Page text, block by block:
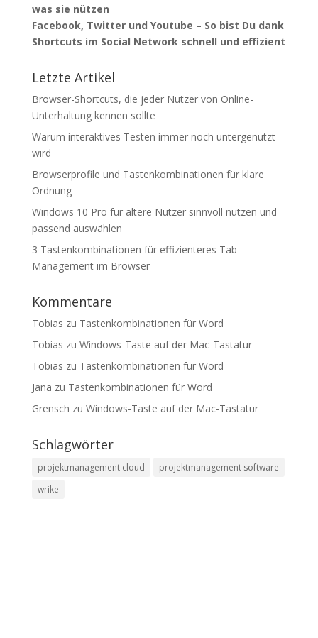
was sie nützen
Facebook, Twitter und Youtube – So bist Du dank
Shortcuts im Social Network schnell und effizient
Letzte Artikel
Browser-Shortcuts, die jeder Nutzer von Online-
Unterhaltung kennen sollte
Warum interaktives Testen immer noch untergenutzt
wird
Browserprofile und Tastenkombinationen für klare
Ordnung
Windows 10 Pro für ältere Nutzer sinnvoll nutzen und
passend auswählen
3 Tastenkombinationen für effizienteres Tab-
Management im Browser
Kommentare
Tobias zu Tastenkombinationen für Word
Tobias zu Windows-Taste auf der Mac-Tastatur
Tobias zu Tastenkombinationen für Word
Jana zu Tastenkombinationen für Word
Grensch zu Windows-Taste auf der Mac-Tastatur
Schlagwörter
projektmanagement cloud
projektmanagement software
wrike